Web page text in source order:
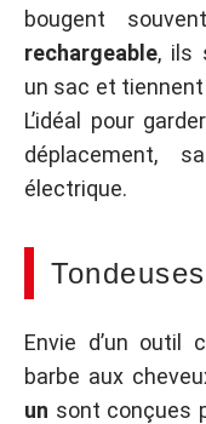
bougent
rechargeable, ils
un sac et
L’idéal pour
déplacement,
électrique.
Envie d’un outil
barbe aux
un sont conçues